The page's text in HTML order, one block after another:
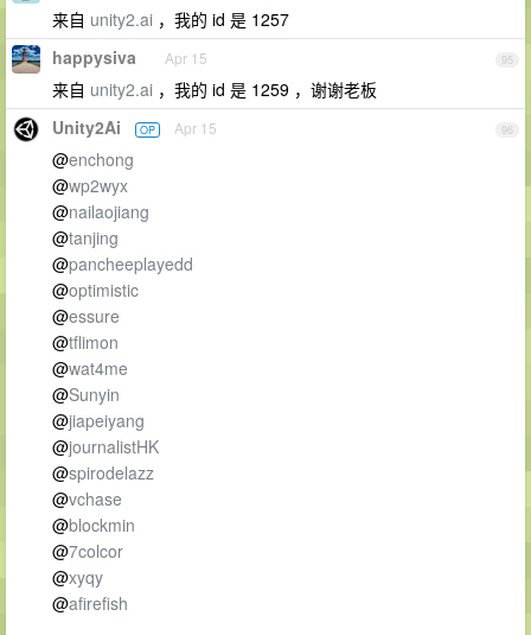
来自 unity2.ai ，我的 id 是 1257
95
happysiva Apr 15
来自 unity2.ai ，我的 id 是 1259 ，谢谢老板
96
Unity2Ai OP Apr 15
@enchong
@wp2wyx
@nailaojiang
@tanjing
@pancheeplayedd
@optimistic
@essure
@tflimon
@wat4me
@Sunyin
@jiapeiyang
@journalistHK
@spirodelazz
@vchase
@blockmin
@7colcor
@xyqy
@afirefish